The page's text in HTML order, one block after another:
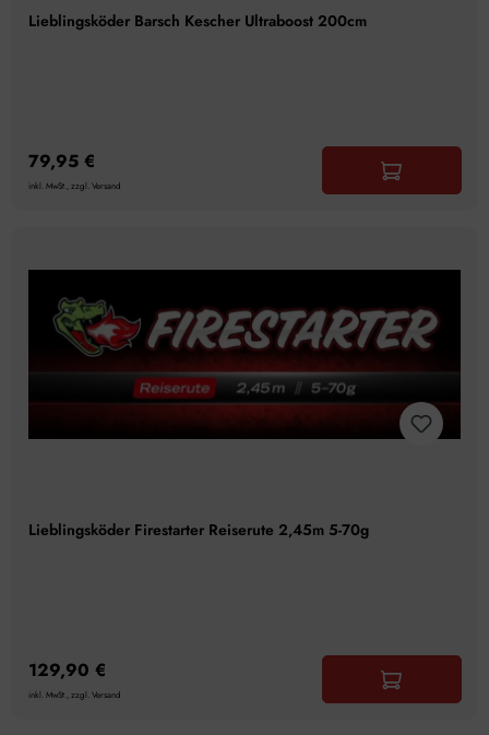
Lieblingsköder Barsch Kescher Ultraboost 200cm
79,95 €
inkl. MwSt., zzgl. Versand
Lieblingsköder Firestarter Reiserute 2,45m 5-70g
129,90 €
inkl. MwSt., zzgl. Versand